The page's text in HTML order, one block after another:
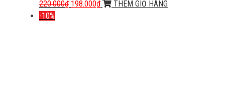
220.000₫ 198.000₫
THÊM GIỎ HÀNG
-10%